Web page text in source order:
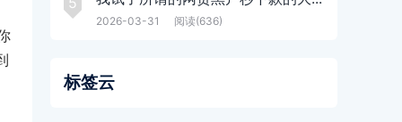
2026-03-31 阅读(636)
标签云